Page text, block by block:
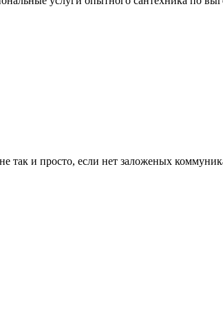
так и просто, если нет заложеных